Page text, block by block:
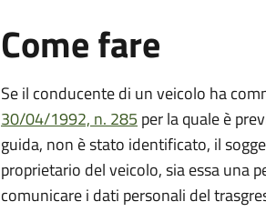
Come fare
Se il conducente di un veicolo ha
30/04/1992, n. 285 per la quale è
guida, non è stato identificato, il
proprietario del veicolo, sia essa una
comunicare i dati personali del